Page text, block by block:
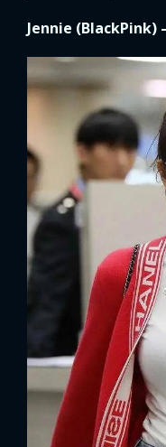
Jennie (BlackPink)